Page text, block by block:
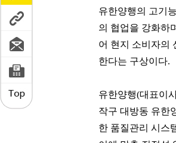
유한양행의 고기
의 협업을 강화하
어 현지 소비자의
한다는 구상이다.
유한양행(대표이
작구 대방동 유한
한 품질관리 시스